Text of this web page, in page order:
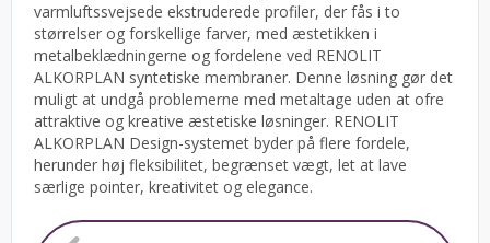
varmluftssvejsede ekstruderede profiler, der fås i to
størrelser og forskellige farver, med æstetikken i
metalbeklædningerne og fordelene ved RENOLIT
ALKORPLAN syntetiske membraner. Denne løsning gør det
muligt at undgå problemerne med metaltage uden at ofre
attraktive og kreative æstetiske løsninger. RENOLIT
ALKORPLAN Design-systemet byder på flere fordele,
herunder høj fleksibilitet, begrænset vægt, let at lave
særlige pointer, kreativitet og elegance.